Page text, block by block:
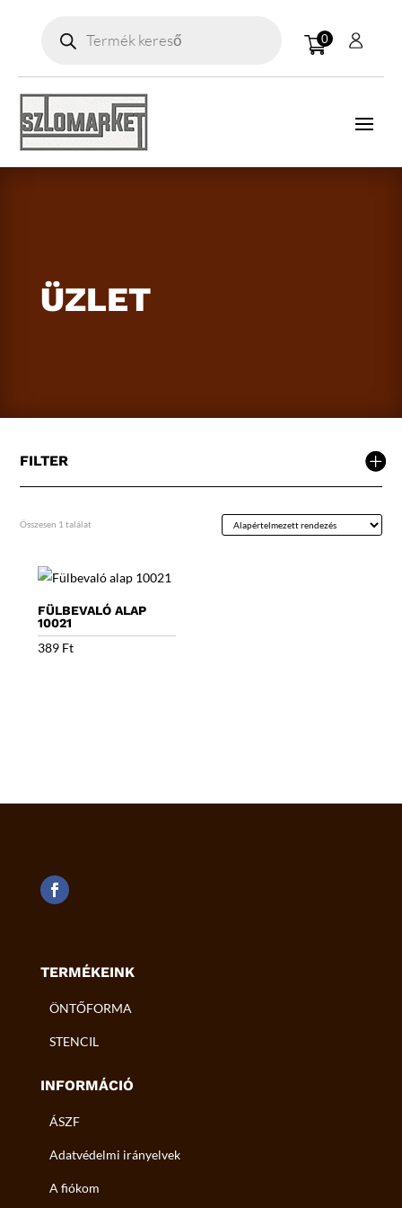
search
0
ÜZLET
FILTER
Összesen 1 találat
FÜLBEVALÓ ALAP
10021
389 Ft
TERMÉKEINK
ÖNTŐFORMA
STENCIL
INFORMÁCIÓ
ÁSZF
Adatvédelmi irányelvek
A fiókom